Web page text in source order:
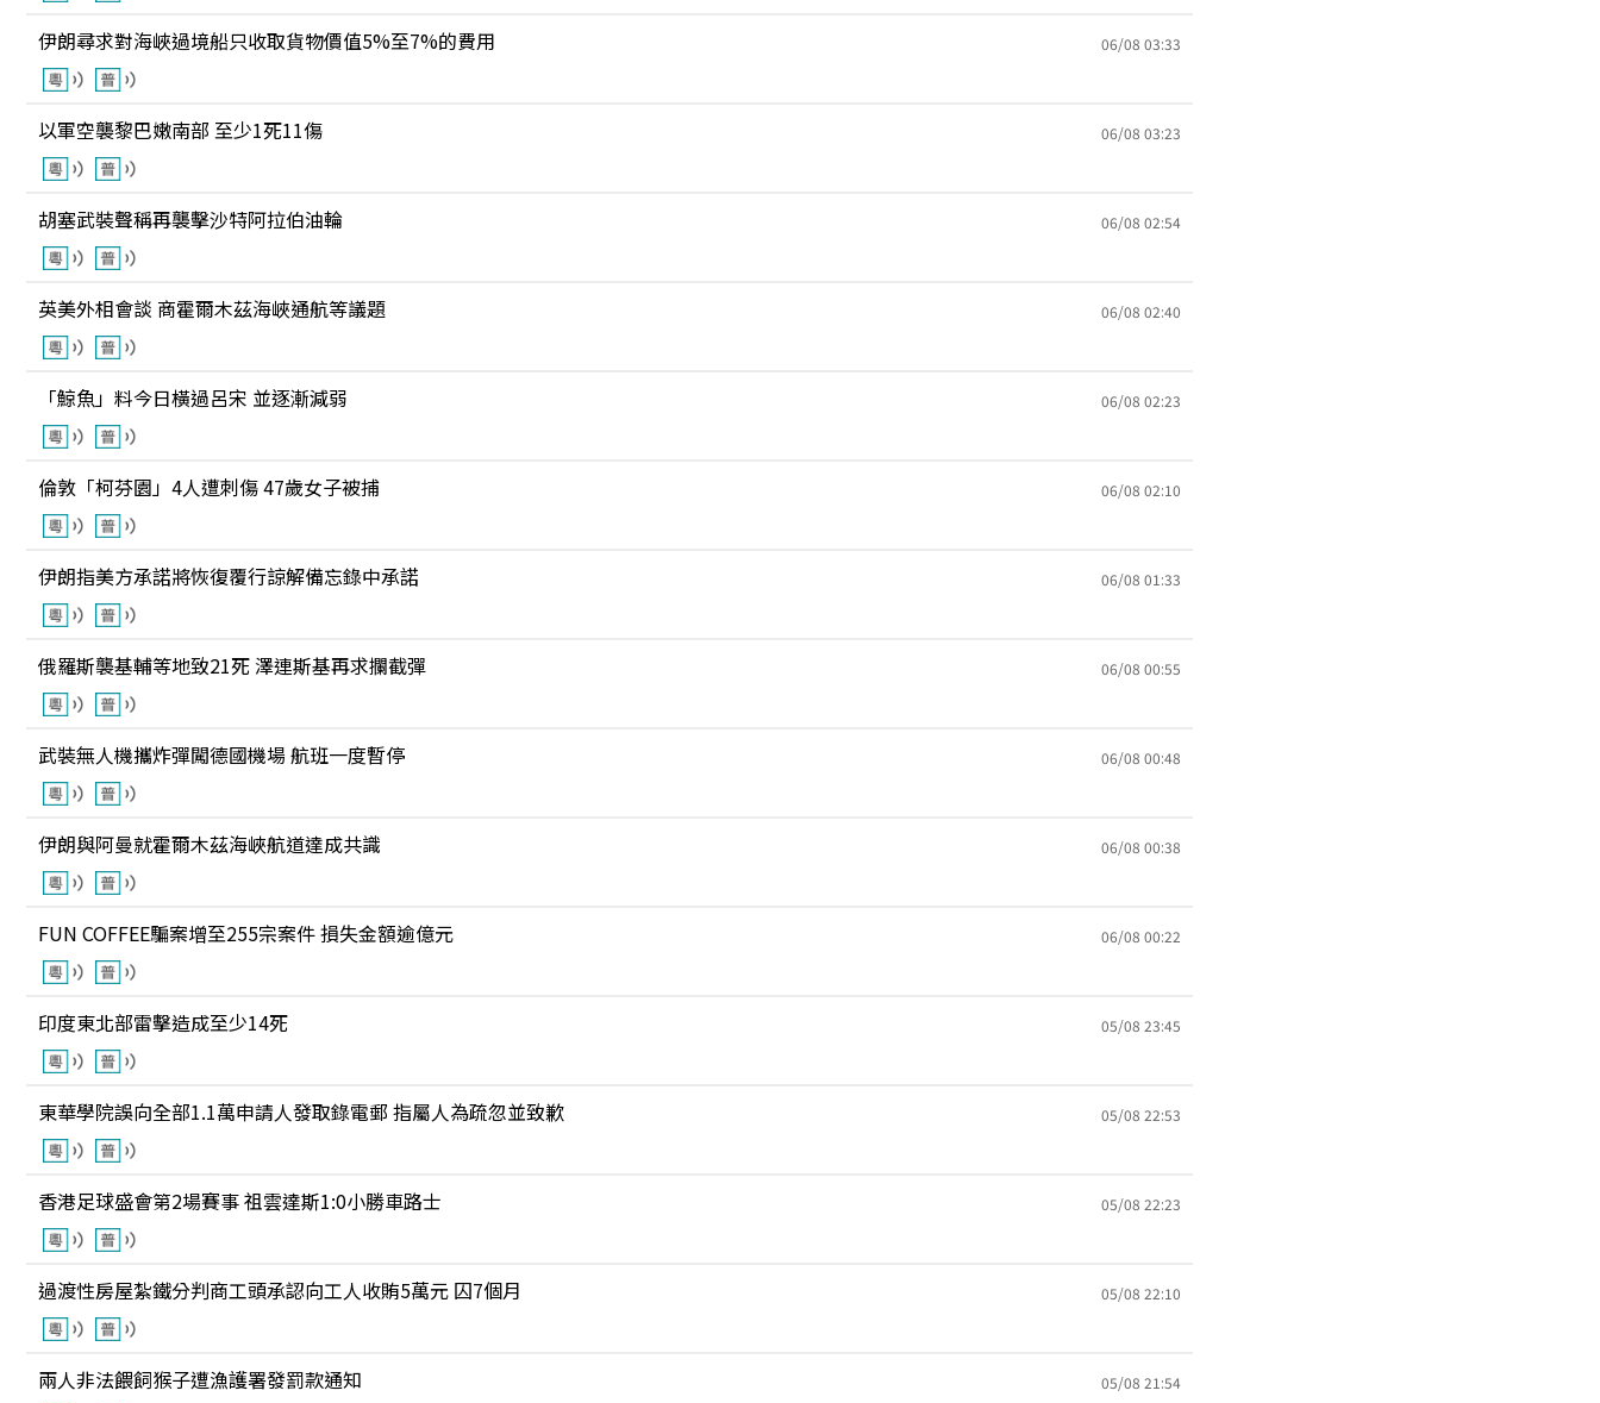
伊朗尋求對海峽過境船只收取貨物價值5%至7%的費用 06/08 03:33
以軍空襲黎巴嫩南部 至少1死11傷 06/08 03:23
胡塞武裝聲稱再襲擊沙特阿拉伯油輪 06/08 02:54
英美外相會談 商霍爾木茲海峽通航等議題 06/08 02:40
「鯨魚」料今日橫過呂宋 並逐漸減弱 06/08 02:23
倫敦「柯芬園」4人遭刺傷 47歲女子被捕 06/08 02:10
伊朗指美方承諾將恢復覆行諒解備忘錄中承諾 06/08 01:33
俄羅斯襲基輔等地致21死 澤連斯基再求攔截彈 06/08 00:55
武裝無人機攜炸彈闖德國機場 航班一度暫停 06/08 00:48
伊朗與阿曼就霍爾木茲海峽航道達成共識 06/08 00:38
FUN COFFEE騙案增至255宗案件 損失金額逾億元 06/08 00:22
印度東北部雷擊造成至少14死 05/08 23:45
東華學院誤向全部1.1萬申請人發取錄電郵 指屬人為疏忽並致歉 05/08 22:53
香港足球盛會第2場賽事 祖雲達斯1:0小勝車路士 05/08 22:23
過渡性房屋紮鐵分判商工頭承認向工人收賄5萬元 囚7個月 05/08 22:10
兩人非法餵飼猴子遭漁護署發罰款通知 05/08 21:54